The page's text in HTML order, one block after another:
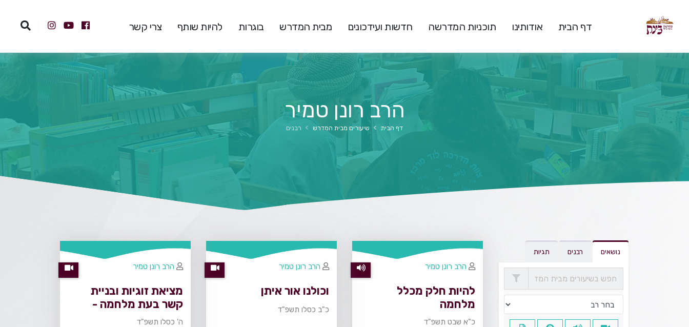
דף הבית אודותינו תוכניות המדרשה חדשות ועידכונים מבית המדרש בוגרות להיות שותף צרי קשר
הרב רונן טמיר
דף הבית שיעורים מבית המדרש רבנים
נושאים רבנים תגיות
להיות חלק מכלל
מלחמה
כ"א שבט תשפ"ד
הרב רונן טמיר
וכולנו אור איתן
כ"ב כסלו תשפ"ד
הרב רונן טמיר
מציאת זוגיות ובניית
קשר בעת מלחמה -
שיחה לבוגרות
ה' כסלו תשפ"ד
הרב רונן טמיר